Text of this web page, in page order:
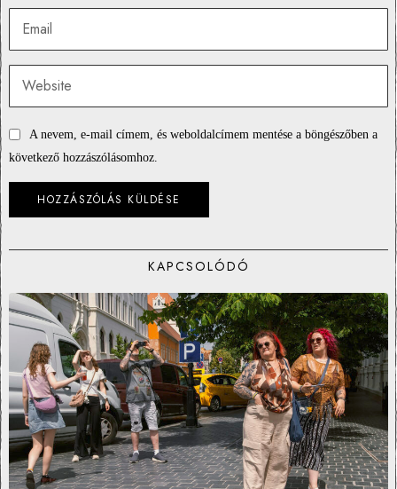
A nevem, e-mail címem, és weboldalcímem mentése a böngészőben a
következő hozzászólásomhoz.
KAPCSOLÓDÓ